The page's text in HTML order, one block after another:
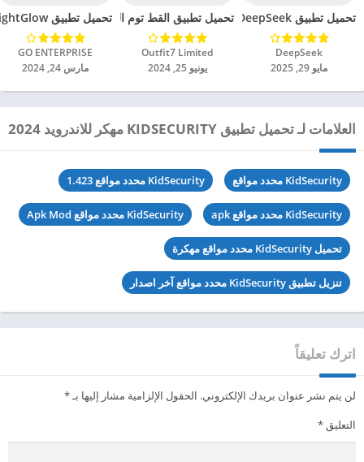
تحميل تطبيق DeepSeek مهكر للاندرويد 2025
DeepSeek‏
مايو 29, 2025
تحميل تطبيق القط توم المتكلم 2 مهكرة للاندرويد 2024
Outfit7 Limited‏
يونيو 25, 2024
تحميل تطبيق BrightGlow مهكر للاندرويد 2024
GO ENTERPRISE‏
مارس 24, 2024
العلامات لـ تحميل تطبيق KIDSECURITY مهكر للاندرويد 2024
KidSecurity محدد مواقع KidSecurity محدد مواقع 1.423
KidSecurity محدد مواقع apk KidSecurity محدد مواقع Apk Mod
تحميل KidSecurity محدد مواقع مهكرة
تنزيل تطبيق KidSecurity محدد مواقع آخر اصدار
اترك تعليقاً
لن يتم نشر عنوان بريدك الإلكتروني. الحقول الإلزامية مشار إليها بـ*
التعليق*